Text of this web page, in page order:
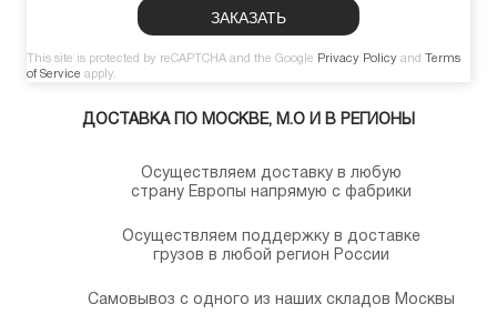
This site is protected by reCAPTCHA and the Google Privacy Policy and
Terms
of Service apply.
ДОСТАВКА ПО МОСКВЕ, М.О И В РЕГИОНЫ
Осуществляем доставку в любую
страну Европы напрямую с фабрики
Осуществляем поддержку в доставке
грузов в любой регион России
Самовывоз с одного из наших складов Москвы